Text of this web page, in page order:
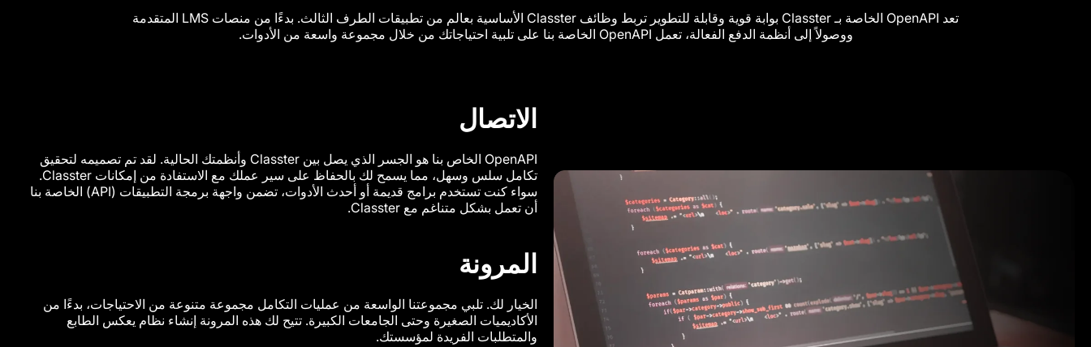
تعد OpenAPI الخاصة بـ Classter بوابة قوية وقابلة للتطوير تربط وظائف Classter الأساسية بعالم من تطبيقات الطرف الثالث. بدءًا من منصات LMS المتقدمة
ووصولاً إلى أنظمة الدفع الفعالة، تعمل OpenAPI الخاصة بنا على تلبية احتياجاتك من خلال مجموعة واسعة من الأدوات.
الاتصال
OpenAPI الخاص بنا هو الجسر الذي يصل بين Classter وأنظمتك الحالية. لقد تم تصميمه لتحقيق
تكامل سلس وسهل، مما يسمح لك بالحفاظ على سير عملك مع الاستفادة من إمكانات Classter.
سواء كنت تستخدم برامج قديمة أو أحدث الأدوات، تضمن واجهة برمجة التطبيقات (API) الخاصة بنا
أن تعمل بشكل متناغم مع Classter.
المرونة
الخيار لك. تلبي مجموعتنا الواسعة من عمليات التكامل مجموعة متنوعة من الاحتياجات، بدءًا من
الأكاديميات الصغيرة وحتى الجامعات الكبيرة. تتيح لك هذه المرونة إنشاء نظام يعكس الطابع
والمتطلبات الفريدة لمؤسستك.